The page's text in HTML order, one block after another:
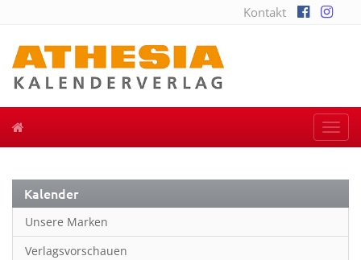
Kontakt
Kalender
Unsere Marken
Verlagsvorschauen